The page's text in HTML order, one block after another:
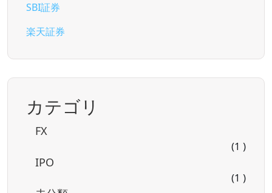
SBI証券
楽天証券
カテゴリ
FX
(1 )
IPO
(1 )